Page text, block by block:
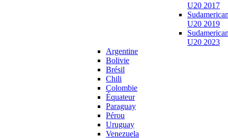
U20 2017
U20 2019
U20 2023
Argentine
Bolivie
Brésil
Chili
Colombie
Équateur
Paraguay
Pérou
Uruguay
Venezuela